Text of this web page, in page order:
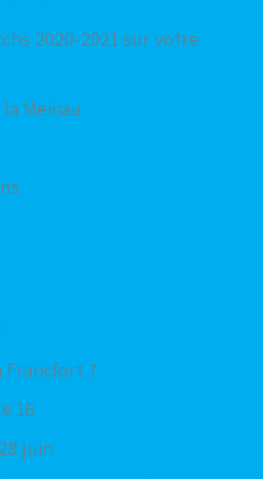
2020-2021 sur votre
Meinau
Francfort ?
16
juin